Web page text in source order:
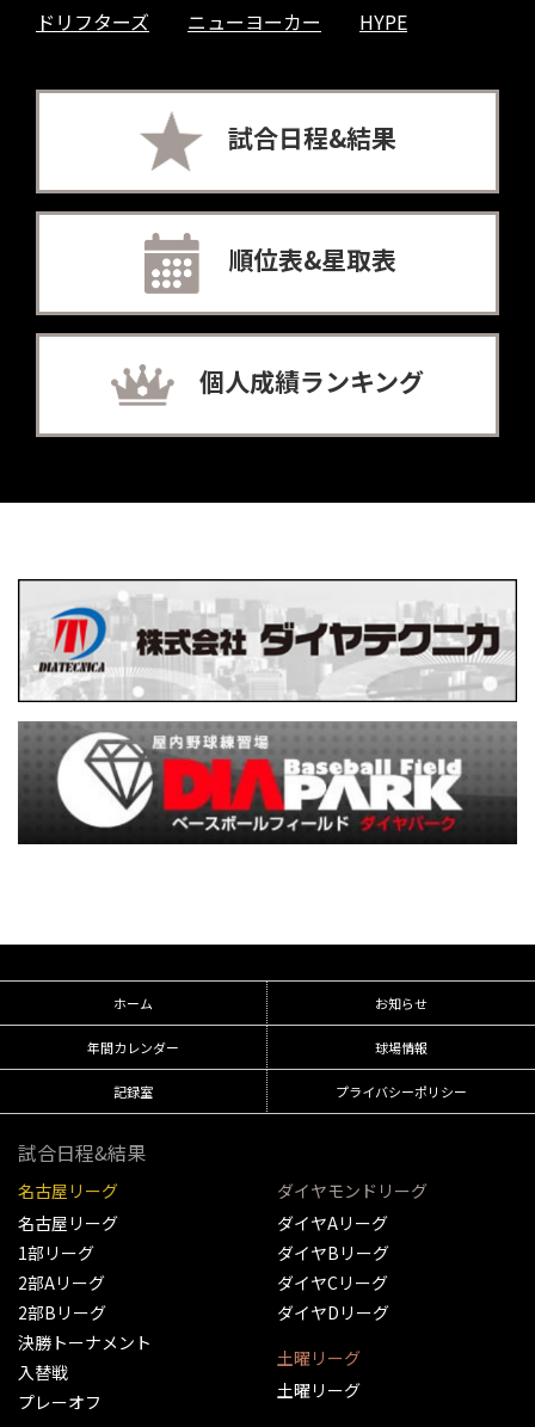
ドリフターズ
ニューヨーカー HYPE
試合日程&結果
順位表&星取表
個人成績ランキング
ホーム お知らせ
年間カレンダー 球場情報
記録室 プライバシーポリシー
試合日程&結果
名古屋リーグ
名古屋リーグ
1部リーグ
2部Aリーグ
2部Bリーグ
決勝トーナメント
入替戦
プレーオフ
ダイヤモンドリーグ
ダイヤAリーグ
ダイヤBリーグ
ダイヤCリーグ
ダイヤDリーグ
土曜リーグ
土曜リーグ